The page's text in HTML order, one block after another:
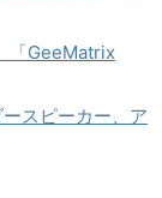
「GeeMatrix
スピーカー、ア